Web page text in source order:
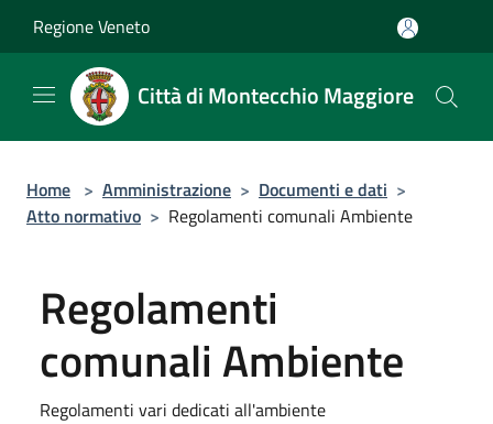
Regione Veneto
Città di Montecchio Maggiore
Home > Amministrazione > Documenti e dati >
Atto normativo > Regolamenti comunali Ambiente
Regolamenti
comunali Ambiente
Regolamenti vari dedicati all'ambiente